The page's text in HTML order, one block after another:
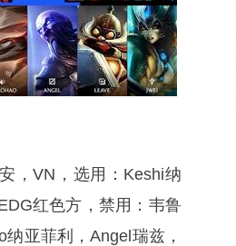
，VN，选用：Keshi纳
红色方，禁用：韦鲁
亚菲利，Angel瑞兹，